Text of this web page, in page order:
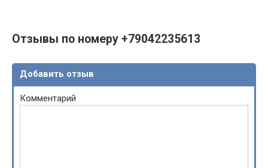
Отзывы по номеру +79042235613
Добавить отзыв
Комментарий